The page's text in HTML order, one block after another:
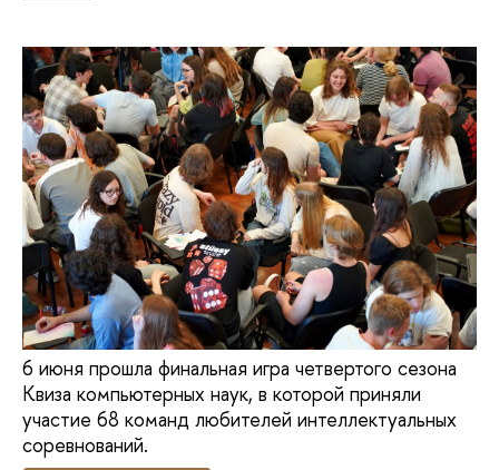
6 июня прошла финальная игра четвертого сезона
Квиза компьютерных наук, в которой приняли
участие 68 команд любителей интеллектуальных
соревнований.